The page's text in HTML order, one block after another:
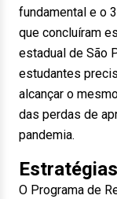
fundamental e o
que concluíram
estadual de São
estudantes
alcançar o
das perdas de
pandemia.
O Programa de